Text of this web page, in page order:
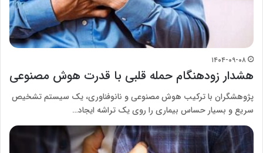
۱۴۰۴-۰۹-۰۸
هشدار زودهنگام حمله قلبی با قدرت هوش مصنوعی
پژوهشگران با ترکیب هوش مصنوعى و نانوفناورى، یک سیستم تشخیص
سریع و بسیار حساس بیمارى را روى یک تراشه ایجاد…